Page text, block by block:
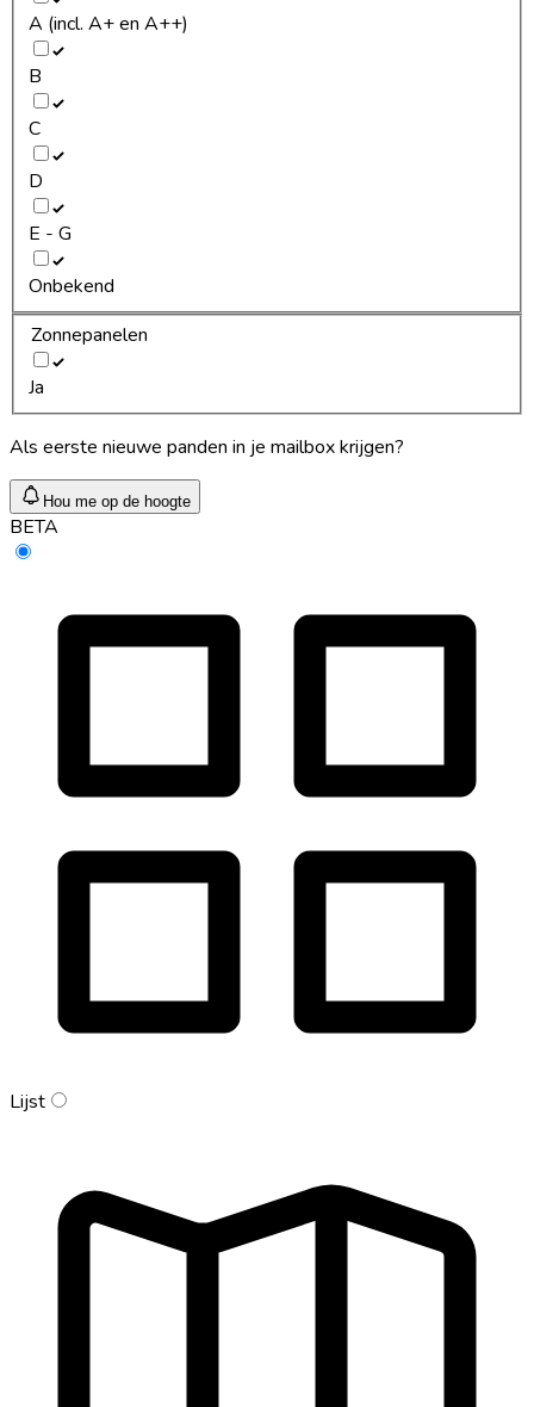
A (incl. A+ en A++)
B
C
D
E - G
Onbekend
Zonnepanelen
Ja
Als eerste nieuwe panden in je mailbox krijgen?
Hou me op de hoogte
BETA
Lijst